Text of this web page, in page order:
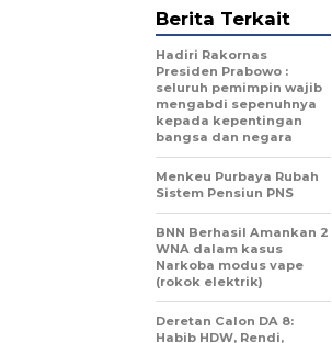
Berita Terkait
Hadiri Rakornas
Presiden Prabowo :
seluruh pemimpin wajib
mengabdi sepenuhnya
kepada kepentingan
bangsa dan negara
Menkeu Purbaya Rubah
Sistem Pensiun PNS
BNN Berhasil Amankan 2
WNA dalam kasus
Narkoba modus vape
(rokok elektrik)
Deretan Calon DA 8:
Habib HDW, Rendi,